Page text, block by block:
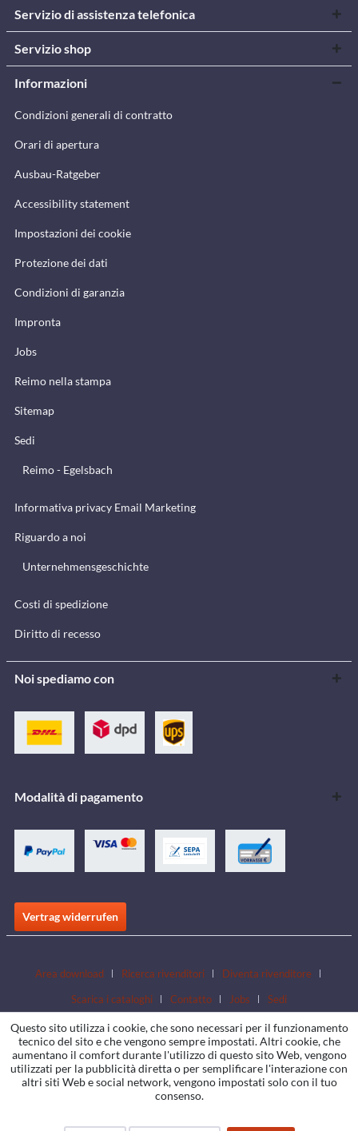
Servizio di assistenza telefonica
Servizio shop
Informazioni
Condizioni generali di contratto
Orari di apertura
Ausbau-Ratgeber
Accessibility statement
Impostazioni dei cookie
Protezione dei dati
Condizioni di garanzia
Impronta
Jobs
Reimo nella stampa
Sitemap
Sedi
Reimo - Egelsbach
Informativa privacy Email Marketing
Riguardo a noi
Unternehmensgeschichte
Costi di spedizione
Diritto di recesso
Noi spediamo con
Modalità di pagamento
Vertrag widerrufen
Area download Ricerca rivenditori
Diventa rivenditore
Scarica i cataloghi
Contatto Jobs Sedi
Questo sito utilizza i cookie, che sono necessari per il funzionamento
tecnico del sito e che vengono sempre impostati. Altri cookie, che
aumentano il comfort durante l'utilizzo di questo sito Web, vengono
utilizzati per la pubblicità diretta o per semplificare l'interazione con
altri siti Web e social network, vengono impostati solo con il tuo
consenso.